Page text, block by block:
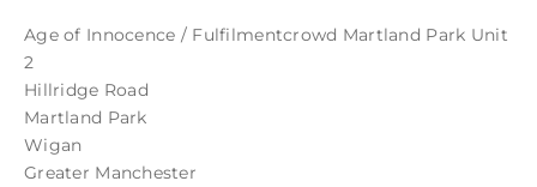
Age of Innocence / Fulfilmentcrowd Martland Park Unit
2
Hillridge Road
Martland Park
Wigan
Greater Manchester